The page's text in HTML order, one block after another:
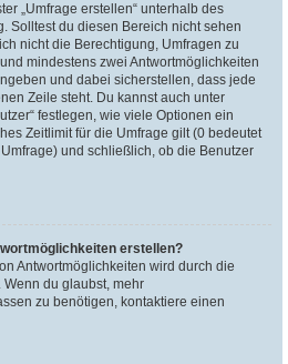
„Umfrage erstellen“ unterhalb des
Solltest du diesen Bereich nicht sehen
nicht die Berechtigung, Umfragen zu
mindestens zwei Antwortmöglichkeiten
und dabei sicherstellen, dass jede
Zeile steht. Du kannst auch unter
festlegen, wie viele Optionen ein
Zeitlimit für die Umfrage gilt (0 bedeutet
und schließlich, ob die Benutzer
erstellen?
Antwortmöglichkeiten wird durch die
du glaubst, mehr
zu benötigen, kontaktiere einen